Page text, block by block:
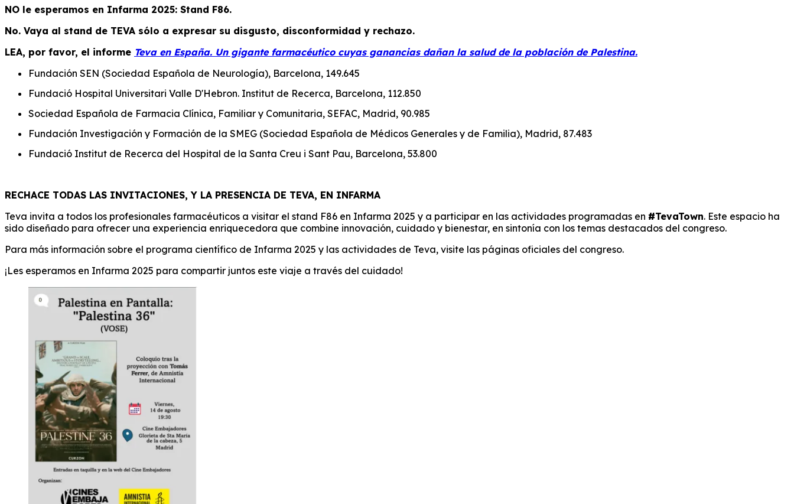
NO le esperamos en Infarma 2025: Stand F86.
No. Vaya al stand de TEVA sólo a expresar su disgusto, disconformidad y rechazo.
LEA, por favor, el informe Teva en España. Un gigante farmacéutico cuyas ganancias dañan la salud de la población de Palestina.
Fundación SEN (Sociedad Española de Neurología), Barcelona, 149.645
Fundació Hospital Universitari Valle D'Hebron. Institut de Recerca, Barcelona, 112.850
Sociedad Española de Farmacia Clínica, Familiar y Comunitaria, SEFAC, Madrid, 90.985
Fundación Investigación y Formación de la SMEG (Sociedad Española de Médicos Generales y de Familia), Madrid, 87.483
Fundació Institut de Recerca del Hospital de la Santa Creu i Sant Pau, Barcelona, 53.800
RECHACE TODAS LAS INVITACIONES, Y LA PRESENCIA DE TEVA, EN INFARMA
Teva invita a todos los profesionales farmacéuticos a visitar el stand F86 en Infarma 2025 y a participar en las actividades programadas en #TevaTown. Este espacio ha
sido diseñado para ofrecer una experiencia enriquecedora que combine innovación, cuidado y bienestar, en sintonía con los temas destacados del congreso.
Para más información sobre el programa científico de Infarma 2025 y las actividades de Teva, visite las páginas oficiales del congreso.
¡Les esperamos en Infarma 2025 para compartir juntos este viaje a través del cuidado!